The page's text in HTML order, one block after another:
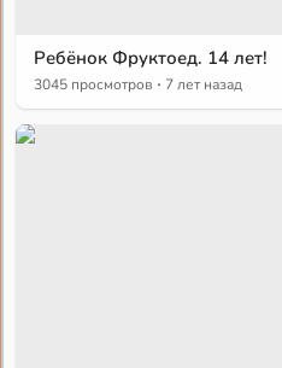
Ребёнок Фруктоед. 14 лет!
3045 просмотров · 7 лет назад